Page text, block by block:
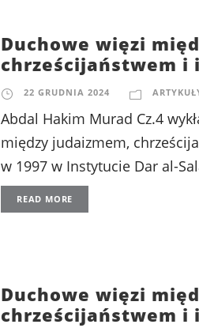
Duchowe więzi
chrześcijaństwem i
22 GRUDNIA 2024
Abdal Hakim Murad Cz.4
między judaizmem,
w 1997 w Instytucie Dar al-
READ MORE
Duchowe więzi
chrześcijaństwem i